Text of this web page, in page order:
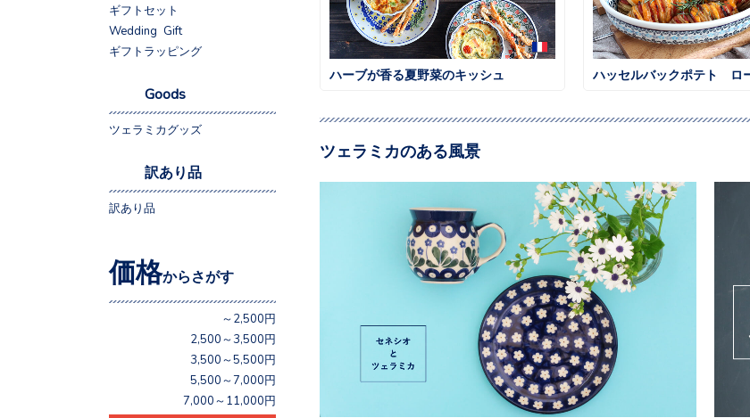
ハーブが香る夏野菜のキッシュ
ツェラミカのある風景
ギフトセット
Wedding Gift
ギフトラッピング
Goods
ツェラミカグッズ
訳あり品
訳あり品
価格からさがす
～2,500円
2,500～3,500円
3,500～5,500円
5,500～7,000円
7,000～11,000円